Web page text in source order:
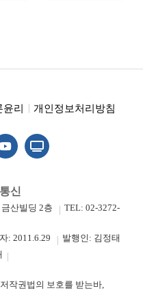
윤리 개인정보처리방침
신
산빌딩 2층
TEL: 02-3272-
: 2011.6.29
발행인: 김정태
작권법의 보호를 받는바,